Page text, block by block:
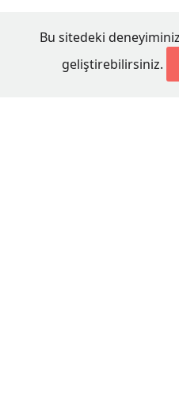
Bu sitedeki
geliştirebilirsiniz.